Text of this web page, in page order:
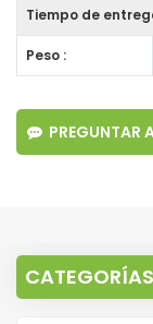
Tiempo de
Peso :
PREGUNTAR